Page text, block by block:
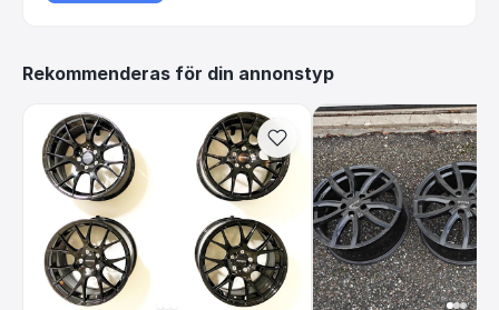
Rekommenderas för din annonstyp